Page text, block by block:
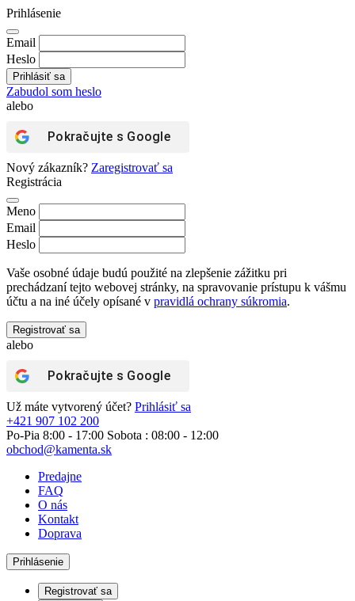
Prihlásenie
Email
Heslo
Zabudol som heslo
alebo
Pokračujte s Google
Nový zákazník? Zaregistrovať sa
Registrácia
Meno
Email
Heslo
Vaše osobné údaje budú použité na zlepšenie zážitku pri
prechádzaní tejto webovej stránky, na spravovanie prístupu k vášmu
účtu a na iné účely opísané v pravidlá ochrany súkromia.
Registrovať sa
alebo
Pokračujte s Google
Už máte vytvorený účet? Prihlásiť sa
+421 907 102 200
Po-Pia 8:00 - 17:00 Sobota : 08:00 - 12:00
obchod@kamenta.sk
Predajne
FAQ
O nás
Kontakt
Doprava
Prihlásenie
Registrovať sa